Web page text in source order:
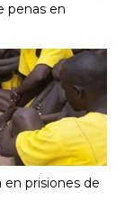
penas en
en prisiones de